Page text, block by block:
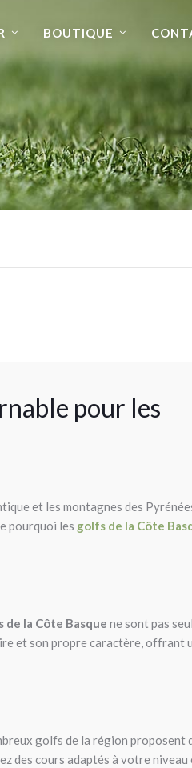
BOUTIQUE
pour les
et les montagnes des
pourquoi les golfs de la Côte
de la Côte Basque ne sont pas
et son propre caractère, offrant
golfs de la région proposent
des cours adaptés à votre niveau